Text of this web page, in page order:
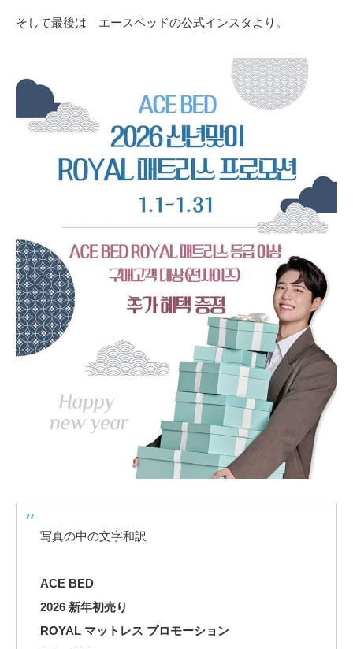
そして最後は エースベッドの公式インスタより。
写真の中の文字和訳
ACE BED
2026 新年初売り
ROYAL マットレス プロモーション